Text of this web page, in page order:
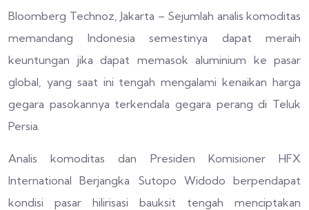
Bloomberg Technoz, Jakarta – Sejumlah analis komoditas
memandang Indonesia semestinya dapat meraih
keuntungan jika dapat memasok aluminium ke pasar
global, yang saat ini tengah mengalami kenaikan harga
gegara pasokannya terkendala gegara perang di Teluk
Persia.
Analis komoditas dan Presiden Komisioner HFX
International Berjangka Sutopo Widodo berpendapat
kondisi pasar hilirisasi bauksit tengah menciptakan